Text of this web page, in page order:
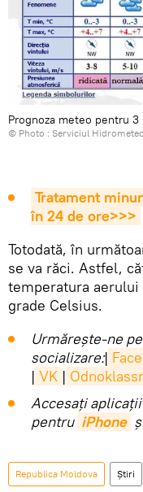
Prognoza meteo pentru 3
© Photo : Serviciul
Tratament
în 24 de ore>>>
Totodată, în
se va răci. Astfel,
temperatura aerului
grade Celsius.
Urmărește-ne
socializare:|
| VK |
Accesaţi
pentru iPhone
Republica Moldova Știri